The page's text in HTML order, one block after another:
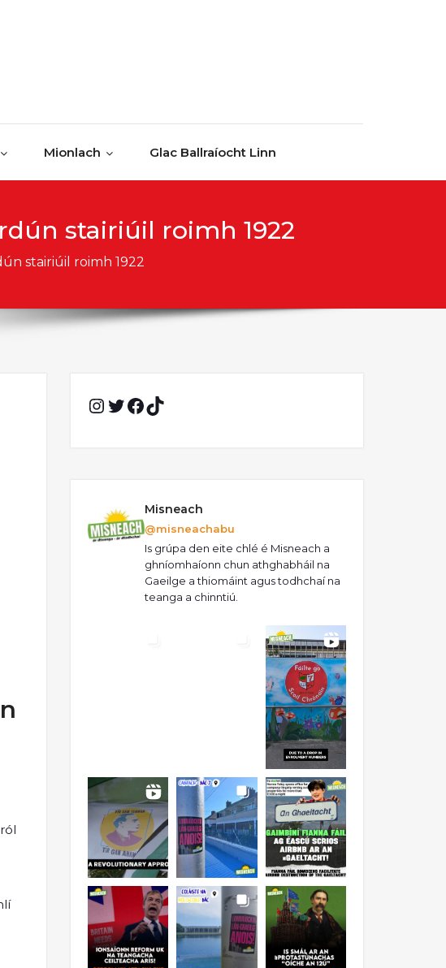
Mionlach Glac Ballraíocht Linn
stairiúil roimh 1922
stairiúil roimh 1922
Instagram
TwitterFacebook
Misneach
@misneachabu
Is grúpa den eite chlé é Misneach a
ghníomhaíonn chun athghabháil na
Gaeilge a thiomáint agus todhchaí na
teanga a chinntiú.